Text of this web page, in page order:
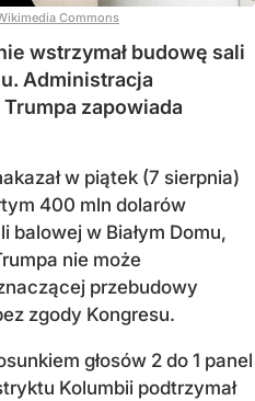
Commons
wstrzymał budowę sali
Administracja
zapowiada
w piątek (7 sierpnia)
400 mln dolarów
balowej w Białym Domu,
nie może
przebudowy
zgody Kongresu.
głosów 2 do 1 panel
Kolumbii podtrzymał